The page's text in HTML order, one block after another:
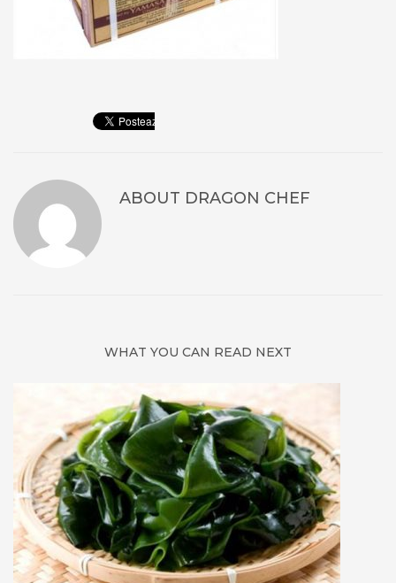
ABOUT DRAGON CHEF
WHAT YOU CAN READ NEXT